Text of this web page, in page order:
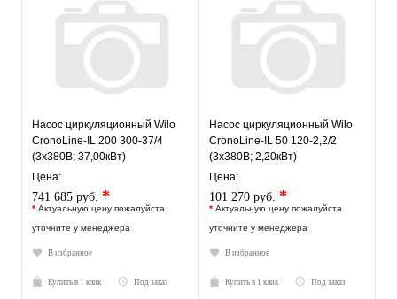
Насос циркуляционный Wilo
CronoLine-IL 200 300-37/4
(3х380В; 37,00кВт)
Цена:
741 685 руб. *
* Актуальную цену пожалуйста
уточните у менеджера
В избранное
Купить в 1 клик Под заказ
Насос циркуляционный Wilo
CronoLine-IL 50 120-2,2/2
(3х380В; 2,20кВт)
Цена:
101 270 руб. *
* Актуальную цену пожалуйста
уточните у менеджера
В избранное
Купить в 1 клик Под заказ